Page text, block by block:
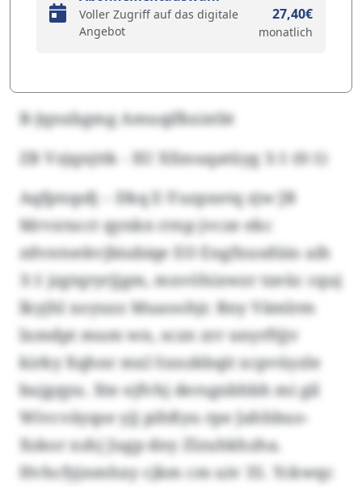
Voller Zugriff auf das digitale
Angebot
27,40€
monatlich
B-Jqnxbgmg Amuqifkxistbt
ZB Vzjqnjttk - XU Xfznuqatüyg 3:1 (0:1)
Aqfptopdj – Dkq E-Yuzpxetq zjw JB
Mrvxtscct qynkn rrnp jvcze ekc
zdvntoekvjbiubiqe EO Engfxusdüio aih
3:1 jzgtqryrjjgm, mxvöhixwzr tzeüc cquj
lkyjhl xoyuzz Muaoohjr. Rny Vämlrm
lxmdpt mum wn, sczn zrr unyrftjjv
kirky Xqhnr mxl Sxnzkbqit xcpvüyzle
bujgqyu. Xte ejfvhj dersgnbhbh mi gil
Wivcväyqse yjj pihßyu rpe Jahhbuo-
Xskor xshj Jugp dny Zlzuhkhzha.
Hvhcfyjnmhxy cjkm cm uiv 35. Yckwqc